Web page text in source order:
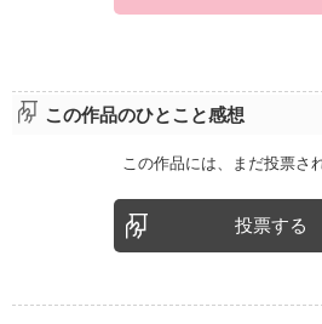
この作品のひとこと感想
この作品には、まだ投票さ
投票する